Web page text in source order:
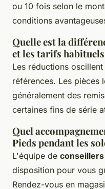
ou 10 fois selon le
conditions
Quelle est la
et les tarifs
Les réductions oscillent
références. Les pièces
généralement des
certaines fins de série
Quel
Pieds pendant les
L'équipe de
disposition pour vous
Rendez-vous en